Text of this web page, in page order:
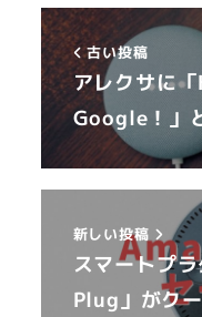
古い投稿
アレクサに
Google！」
新しい投稿
スマートプ
Plug」がク